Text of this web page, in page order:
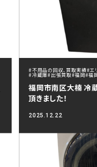
#不用品の回収、買取実績#エ
#冷蔵庫#出張買取#福岡#福
福岡市南区大楠 冷
頂きました！
2025.12.22